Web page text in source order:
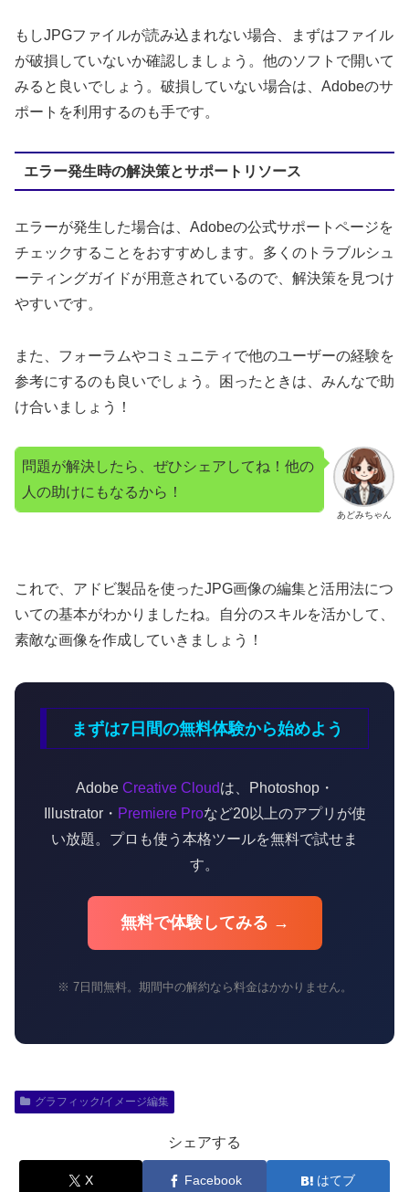
もしJPGファイルが読み込まれない場合、まずはファイル
が破損していないか確認しましょう。他のソフトで開いて
みると良いでしょう。破損していない場合は、Adobeのサ
ポートを利用するのも手です。
エラー発生時の解決策とサポートリソース
エラーが発生した場合は、Adobeの公式サポートページを
チェックすることをおすすめします。多くのトラブルシュ
ーティングガイドが用意されているので、解決策を見つけ
やすいです。
また、フォーラムやコミュニティで他のユーザーの経験を
参考にするのも良いでしょう。困ったときは、みんなで助
け合いましょう！
あどみちゃん
問題が解決したら、ぜひシェアしてね！他の
人の助けにもなるから！
これで、アドビ製品を使ったJPG画像の編集と活用法につ
いての基本がわかりましたね。自分のスキルを活かして、
素敵な画像を作成していきましょう！
まずは7日間の無料体験から始めよう
Adobe Creative Cloudは、Photoshop・
Illustrator・ Premiere Proなど20以上のアプリが使
い放題。プロも使う本格ツールを無料で試せま
す。
無料で体験してみる →
※ 7日間無料。期間中の解約なら料金はかかりません。
グラフィック/イメージ編集
シェアする
X Facebook はてブ